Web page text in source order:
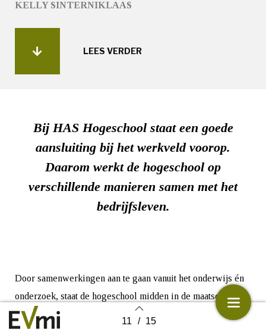
Back to index 11 / 15
KELLY SINTERNIKLAAS
LEES VERDER
Bij HAS Hogeschool staat een goede
aansluiting bij het werkveld voorop.
Daarom werkt de hogeschool op
verschillende manieren samen met het
bedrijfsleven.
Door samenwerkingen aan te gaan vanuit het onderwijs én
onderzoek, staat de hogeschool midden in de maatschappij
en kan het bijdragen aan oplossingen voor nu en de